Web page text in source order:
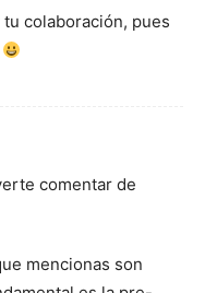
colaboración, pues
comentar de
mencionas son